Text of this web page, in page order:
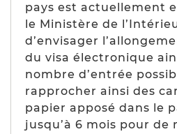
pays est actuellement
le Ministère de
d’envisager
du visa électronique
nombre d’entrée
rapprocher ainsi des
papier apposé dans le
jusqu’à 6 mois pour de